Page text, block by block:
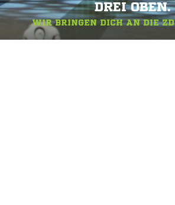
DREI OBEN.
WIR BRINGEN DICH AN DIE